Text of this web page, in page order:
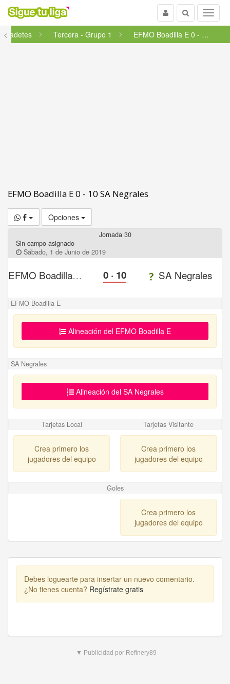
Menu
Buscar
Usuario
<Cadetes Tercera - Grupo 1 EFMO Boadilla E 0 - 10 SA Negrales
EFMO Boadilla E 0 - 10 SA Negrales
Opciones
Jornada 30
Sin campo asignado
Sábado, 1 de Junio de 2019
EFMO Boadilla E 0 · 10 SA Negrales
EFMO Boadilla E
Alineación del EFMO Boadilla E
SA Negrales
Alineación del SA Negrales
Tarjetas Local Tarjetas Visitante
Crea primero los
jugadores del equipo
Crea primero los
jugadores del equipo
Goles
Crea primero los
jugadores del equipo
Debes loguearte para insertar un nuevo comentario.
¿No tienes cuenta? Regístrate gratis
▼ Publicidad por Refinery89